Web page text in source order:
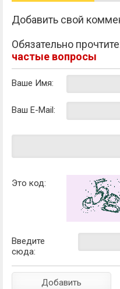
Добавить свой
Обязательно
частые вопросы
Ваше Имя:
Ваш E-Mail:
Это код:
Введите
сюда: